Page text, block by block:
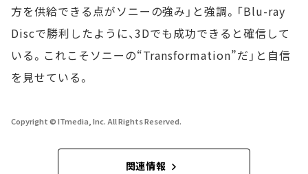
方を供給できる点がソニーの強み」と強調。「Blu-ray
Discで勝利したように、3Dでも成功できると確信して
いる。これこそソニーの“Transformation”だ」と自信
を見せている。
Copyright © ITmedia, Inc. All Rights Reserved.
関連情報